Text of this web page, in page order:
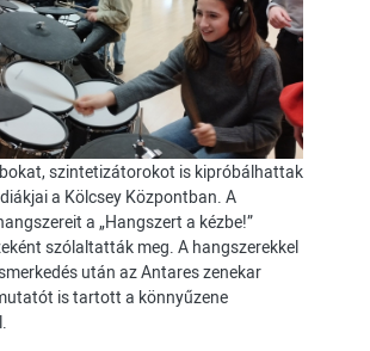
szintetizátorokot is kipróbálhattak
a Kölcsey Központban. A
a „Hangszert a kézbe!”
szólaltatták meg. A hangszerekkel
után az Antares zenekar
is tartott a könnyűzene